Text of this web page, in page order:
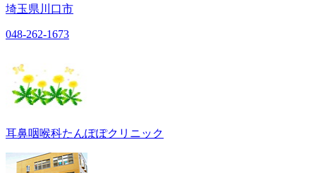
埼玉県川口市
048-262-1673
耳鼻咽喉科たんぽぽクリニック